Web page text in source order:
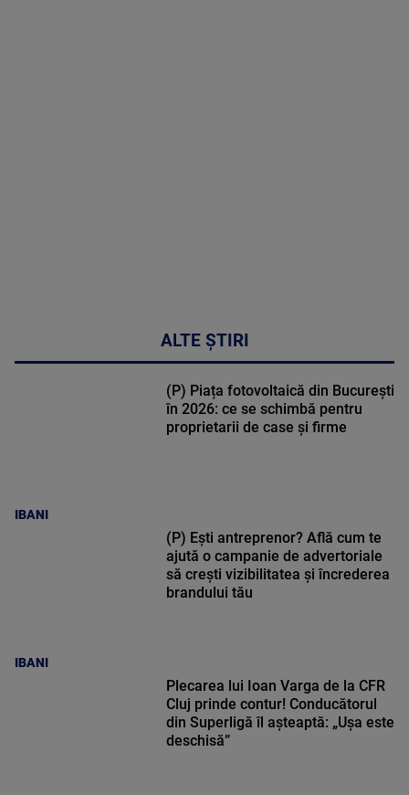
ALTE ȘTIRI
IBANI
(P) Piața fotovoltaică din București
în 2026: ce se schimbă pentru
proprietarii de case și firme
IBANI
(P) Ești antreprenor? Află cum te
ajută o campanie de advertoriale
să crești vizibilitatea și încrederea
brandului tău
Plecarea lui Ioan Varga de la CFR
Cluj prinde contur! Conducătorul
din Superligă îl așteaptă: „Ușa este
deschisă”